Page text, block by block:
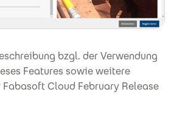
bzgl. der Verwendung
Features sowie weitere
Fabasoft Cloud February Release